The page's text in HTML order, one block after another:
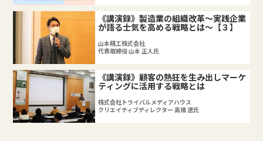
《講演録》製造業の組織改革～実践企業
が語る士気を高める戦略とは～【３】
山本精工株式会社
代表取締役 山本 正人氏
《講演録》顧客の熱狂を生み出しマーケ
ティングに活用する戦略とは
株式会社トライバルメディアハウス
クリエイティブディレクター 高橋 遼氏